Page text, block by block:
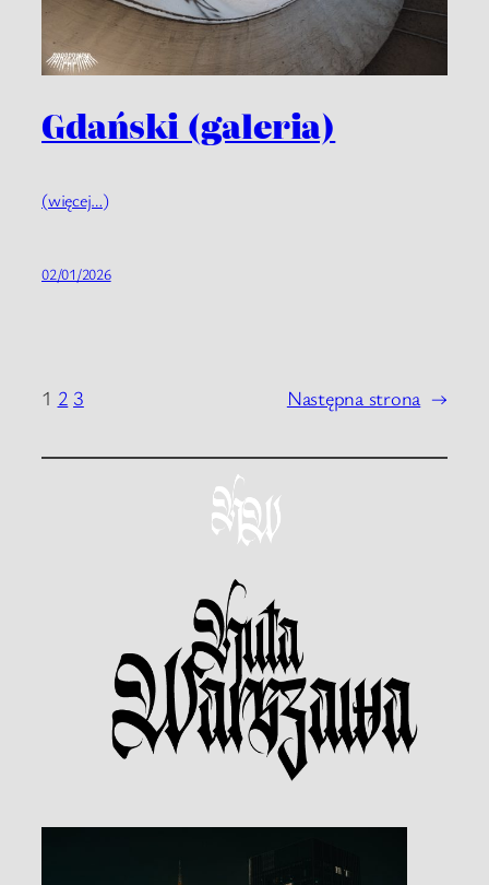
Gdański (galeria)
(więcej…)
02/01/2026
1 2 3 Następna strona →